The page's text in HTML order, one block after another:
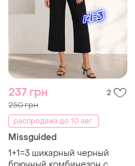
237 грн 2
250 грн
распродажа до 10 авг.
Missguided
1+1=3 шикарный черный